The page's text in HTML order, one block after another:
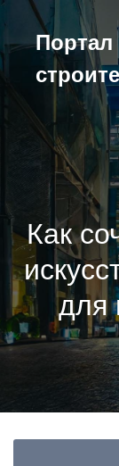
Перейти
содержимому
Портал
Как
для